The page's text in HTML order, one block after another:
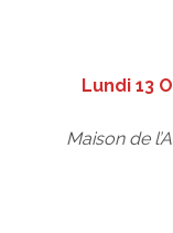
Lundi 13
Maison de